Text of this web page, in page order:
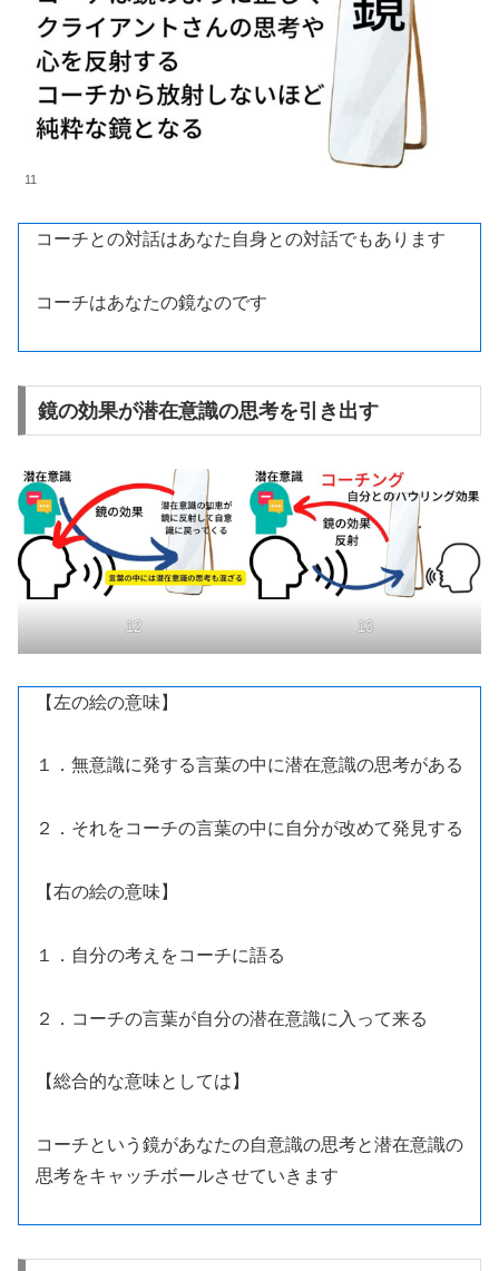
11
コーチとの対話はあなた自身との対話でもあります
コーチはあなたの鏡なのです
鏡の効果が潜在意識の思考を引き出す
12 13
【左の絵の意味】
１．無意識に発する言葉の中に潜在意識の思考がある
２．それをコーチの言葉の中に自分が改めて発見する
【右の絵の意味】
１．自分の考えをコーチに語る
２．コーチの言葉が自分の潜在意識に入って来る
【総合的な意味としては】
コーチという鏡があなたの自意識の思考と潜在意識の
思考をキャッチボールさせていきます